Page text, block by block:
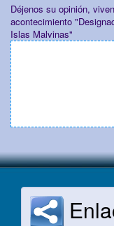
Qué pasó con Luis
Gracias. Francisco.
Déjenos su opinión,
acontecimiento
Islas Malvinas"